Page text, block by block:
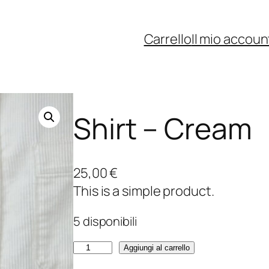
CarrelloIl mio
Shirt – Cream
25,00€
This is a simple product.
5 disponibili
S
Aggiungi al carrello